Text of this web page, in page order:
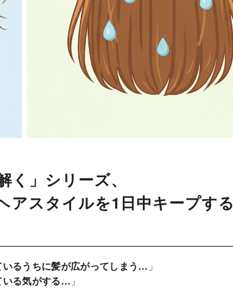
く」シリーズ、
スタイルを1日中キープする
いるうちに髪が広がってしまう… 」
いる気がする… 」